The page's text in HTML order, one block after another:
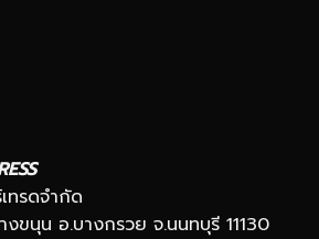
ทรดจำกัด
ขนุน อ.บางกรวย จ.นนทบุรี 11130